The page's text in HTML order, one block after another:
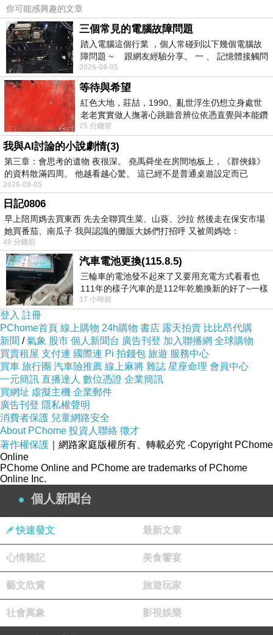
票房成績上。
(底下提及關鍵劇情，請斟酌閱讀)
《沈默》令我想起一則多年前聽過的故事：某村落淹大
水，一名受困男子站在屋頂上祈禱上帝救援，這時來了台
直升機要載他離開，男子說：「沒關係，我的神會救
我。」，接著又來一艘小船要帶他離開，男子又說：「不
用了，我的神會救我。」，最後男子掉入水中溺斃身亡，
男子死後見到上帝生氣的說：「為什麼我這麼誠心祈禱而
祢卻不肯救我？」，上帝無奈的說：「我已經派了直升機
和救生艇去救你，你還要我怎麼做？」；這則故事的趣味
在於人們習慣用自身角度「揣摩神意」，一旦解決方法跟
預期不同便加以否定，最後令自己陷入險境而不自知。
《沈默》片中，日本官方禁止民眾信仰天主教，一旦被發
現崇拜上帝就要處以死刑，若想活命就得腳踩聖像以示棄
教，幾位村民詢問神父洛特里哥和佛朗西斯意見：「如果
官府逼我們踩聖像該怎麼辦？」，洛特里哥說：「踩
吧。」，佛朗西斯說：「不准踩。」，拯救自己和為信仰
犧牲自我，哪種意見才是正解？《沈默》後段，洛特里哥
為拯救村民性命而腳踩聖像，日方認定神父棄教，不但給
予洛特里哥日本名字、請他幫忙日方阻止天主徒物件流入
日本、洛特里哥死後甚至以佛教方式入葬並獲封法號....，
馬丁史柯西斯導演在電影後段，藉一名旅行家之口向觀眾
詢問：洛特里哥已經背棄上帝了嗎？又或者：
說真的，只有神能回答。」
遠在你身旁)遠比任何形式上的崇拜更為重要？
你可能感興趣的文章
三個常見的電腦故障問題
踏入電腦這個行業 ，個人常碰到以下幾個電腦故
障問題 ~ 跟網友經驗分享。 一 、 記憶體接觸問
題 : 記憶體即
2026-08-05
等待與希望
紅色大地，莊喆，1990。亂世浮生仍想立身處世
老老實實做人撫著心跳聽音辨位依憑直覺與本能鑽
向裂隙的亮處探索另一個心聲另一個共鳴的
25 分鐘前
我與AI討論的小說劇情(3)
第三章：會思考的遺物 夜很深。 堯禹舜坐在房間地板上，《群俠錄》
的資料散滿四周。 他越看越心驚。 這已經不是普通桌遊設定而已
2026-08-05
日記0806
早上陪周媽去買東西 先去全聯買生菜、山葵、沙拉 然後走在保安市場
她買番茄、南瓜子 我與認識的攤販大姊們打招呼 又被周媽唸：
49 分鐘前
汽車電池更換(115.8.5)
三輪車的電池發不起來了又要用充電方式看看也
111年的樣子汽車的是112年乾脆換新的好了~一樣
在阿炮電池買的漲了一百多塊吧
17 小時前
登入 註冊
PChome首頁 線上購物 24h購物 書店 露天拍賣 比比昂代購
新聞 /氣象 股市 個人新聞台 廣告刊登 加入聯播網 全球購物
買賣租屋 支付連 國際連 Pi 拍錢包 旅遊 服務中心
買車 旅行團 汽車險推薦 線上麻將 雜誌 星座命理 會員中心
一元簡訊 直播達人 數位憑證 企業簡訊
買網址 虛擬主機 企業郵件
廣告刊登 隱私權聲明
消費者保護 兒童網路安全
About PChome 投資人聯絡 徵才
著作權保護 ｜網路家庭版權所有、轉載必究 ‧Copyright PChome
Online
PChome Online and PChome are trademarks of PChome
Online Inc.
個人新聞台
快速發文 最新文章
心情雜記 美食饗宴
藝文欣賞 旅遊玩家
社會萬象 影視娛樂